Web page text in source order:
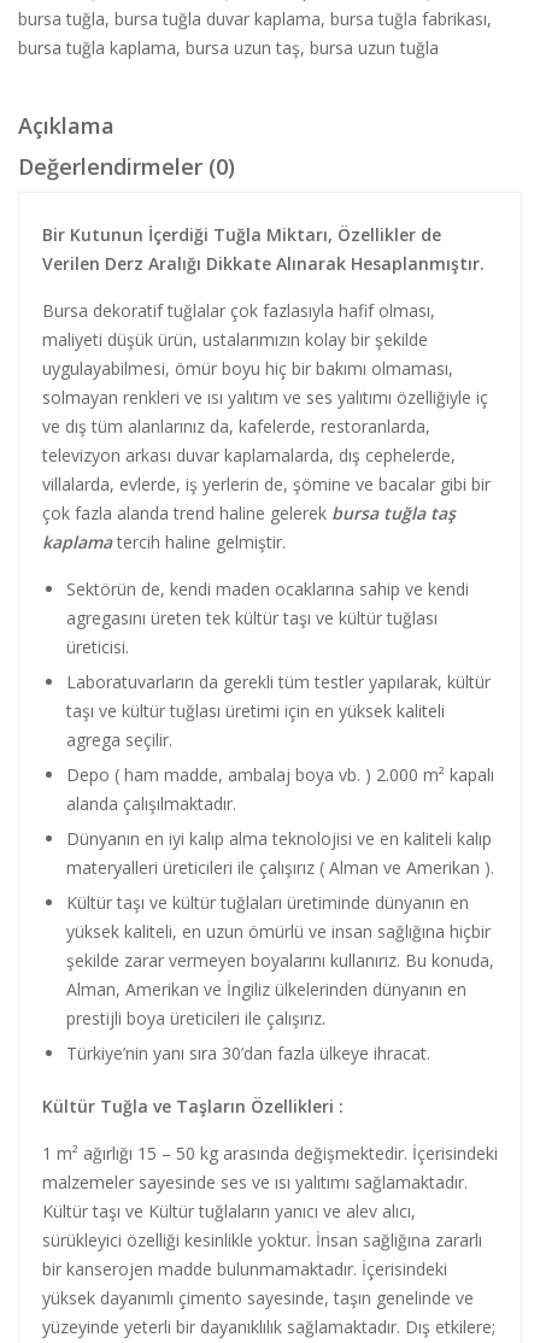
bursa tuğla, bursa tuğla duvar kaplama, bursa tuğla fabrikası,
bursa tuğla kaplama, bursa uzun taş, bursa uzun tuğla
Açıklama
Değerlendirmeler (0)
Bir Kutunun İçerdiği Tuğla Miktarı, Özellikler de
Verilen Derz Aralığı Dikkate Alınarak Hesaplanmıştır.
Bursa dekoratif tuğlalar çok fazlasıyla hafif olması,
maliyeti düşük ürün, ustalarımızın kolay bir şekilde
uygulayabilmesi, ömür boyu hiç bir bakımı olmaması,
solmayan renkleri ve ısı yalıtım ve ses yalıtımı özelliğiyle iç
ve dış tüm alanlarınız da, kafelerde, restoranlarda,
televizyon arkası duvar kaplamalarda, dış cephelerde,
villalarda, evlerde, iş yerlerin de, şömine ve bacalar gibi bir
çok fazla alanda trend haline gelerek bursa tuğla taş
kaplamatercih haline gelmiştir.
Sektörün de, kendi maden ocaklarına sahip ve kendi
agregasını üreten tek kültür taşı ve kültür tuğlası
üreticisi.
Laboratuvarların da gerekli tüm testler yapılarak, kültür
taşı ve kültür tuğlası üretimi için en yüksek kaliteli
agrega seçilir.
Depo ( ham madde, ambalaj boya vb. ) 2.000 m² kapalı
alanda çalışılmaktadır.
Dünyanın en iyi kalıp alma teknolojisi ve en kaliteli kalıp
materyalleri üreticileri ile çalışırız ( Alman ve Amerikan ).
Kültür taşı ve kültür tuğlaları üretiminde dünyanın en
yüksek kaliteli, en uzun ömürlü ve insan sağlığına hiçbir
şekilde zarar vermeyen boyalarını kullanırız. Bu konuda,
Alman, Amerikan ve İngiliz ülkelerinden dünyanın en
prestijli boya üreticileri ile çalışırız.
Türkiye’nin yanı sıra 30’dan fazla ülkeye ihracat.
Kültür Tuğla ve Taşların Özellikleri :
1 m² ağırlığı 15 – 50 kg arasında değişmektedir. İçerisindeki
malzemeler sayesinde ses ve ısı yalıtımı sağlamaktadır.
Kültür taşı ve Kültür tuğlaların yanıcı ve alev alıcı,
sürükleyici özelliği kesinlikle yoktur. İnsan sağlığına zararlı
bir kanserojen madde bulunmamaktadır. İçerisindeki
yüksek dayanımlı çimento sayesinde, taşın genelinde ve
yüzeyinde yeterli bir dayanıklılık sağlamaktadır. Dış etkilere;